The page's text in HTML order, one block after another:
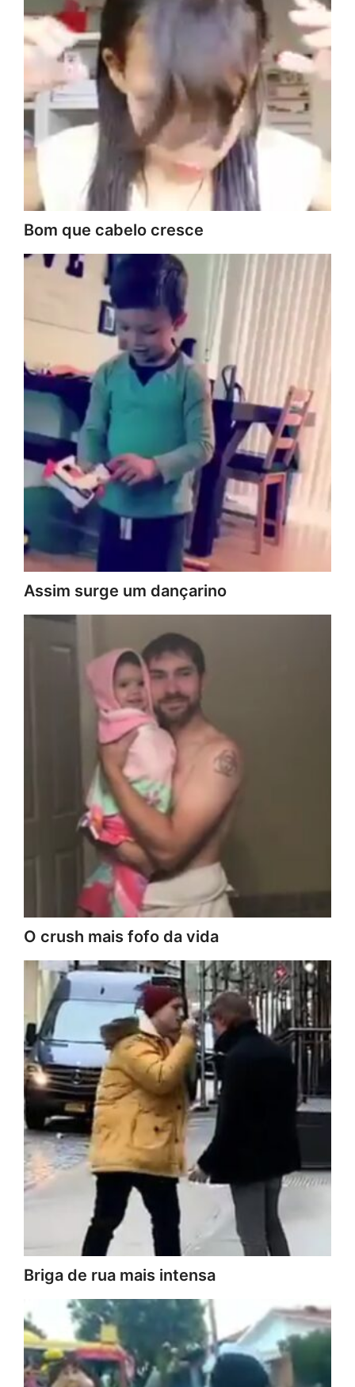
Bom que cabelo cresce
Assim surge um dançarino
O crush mais fofo da vida
Briga de rua mais intensa